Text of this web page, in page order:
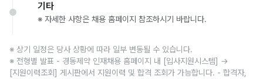
기타
※ 자세한 사항은 채용 홈페이지 참조하시기 바랍니다.
※ 상기 일정은 당사 상황에 따라 일부 변동될 수 있습니다.
※ 전형별 발표 - 경동제약 인재채용 홈페이지 내 [입사지원시스템] →
[지원이력조회] 게시판에서 지원이력 및 합격 조회가 가능합니다. - 합격자,